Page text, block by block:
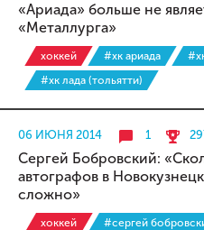
«Ариада» больше не
«Металлурга»
хоккей #хк ариада
#хк лада (тольятти)
06 ИЮНЯ 2014 1
Сергей Бобровский:
автографов в
сложно»
хоккей #сергей